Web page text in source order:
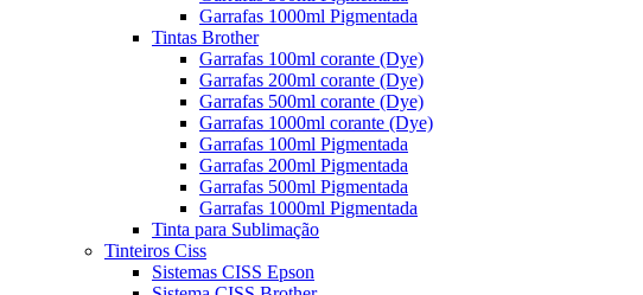
Garrafas 1000ml Pigmentada
Tintas Brother
Garrafas 100ml corante (Dye)
Garrafas 200ml corante (Dye)
Garrafas 500ml corante (Dye)
Garrafas 1000ml corante (Dye)
Garrafas 100ml Pigmentada
Garrafas 200ml Pigmentada
Garrafas 500ml Pigmentada
Garrafas 1000ml Pigmentada
Tinta para Sublimação
Tinteiros Ciss
Sistemas CISS Epson